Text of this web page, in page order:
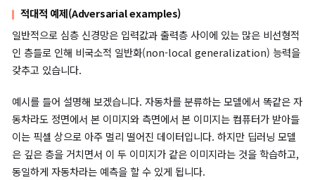
Images maximizing activations in a random direction
만약 기존의 믿음처럼 개별 뉴런들이 특정한 의미를 갖도록 학습
면, 여러 뉴런이 아무렇게나 섞인 무작위 방향(
v
)을 최대화하는 이
들 사이에서는 아무런 공통점도 발견할 수 없어야 합니다. 하지만
위 방향에 대해서 활성화 값을 최대화하는 이미지들을 모아보아도